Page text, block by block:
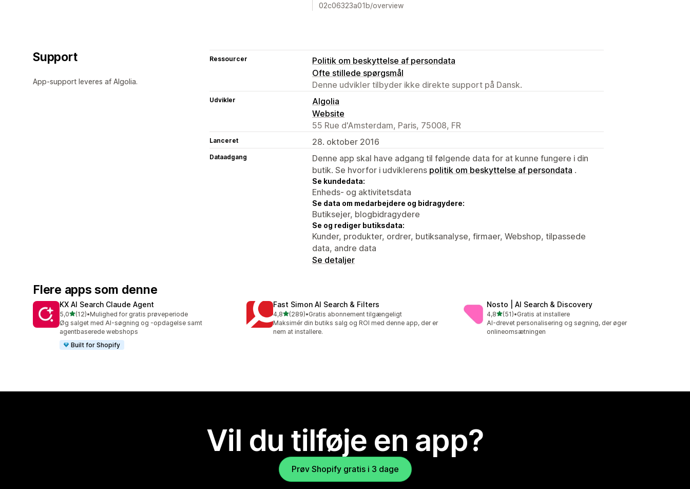
02c06323a01b/overview
Support
App-support leveres af Algolia.
Ressourcer
Politik om beskyttelse af persondata
Ofte stillede spørgsmål
Denne udvikler tilbyder ikke direkte support på Dansk.
Udvikler
Algolia
Website
55 Rue d'Amsterdam, Paris, 75008, FR
Lanceret 28. oktober 2016
Dataadgang
Denne app skal have adgang til følgende data for at kunne fungere i din
butik. Se hvorfor i udviklerens politik om beskyttelse af persondata .
Se kundedata:
Enheds- og aktivitetsdata
Se data om medarbejdere og bidragydere:
Butiksejer, blogbidragydere
Se og rediger butiksdata:
Kunder, produkter, ordrer, butiksanalyse, firmaer, Webshop, tilpassede
data, andre data
Se detaljer
Flere apps som denne
KX AI Search Claude Agent
5,0ud af 5 stjerner
(12)
12 anmeldelser i alt
•Mulighed for gratis prøveperiode
Øg salget med AI-søgning og -opdagelse samt
agentbaserede webshops
Built for Shopify
Fast Simon AI Search & Filters
4,8ud af 5 stjerner
(289)
289 anmeldelser i alt
•Gratis abonnement tilgængeligt
Maksimér din butiks salg og ROI med denne app, der er
nem at installere.
Nosto | AI Search & Discovery
4,8ud af 5 stjerner
(51)
51 anmeldelser i alt
•Gratis at installere
AI-drevet personalisering og søgning, der øger
onlineomsætningen
Vil du tilføje en app?
Prøv Shopify gratis i 3 dage